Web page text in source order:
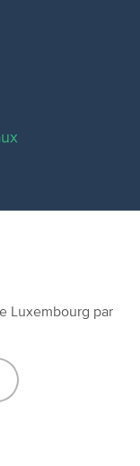
Luxembourg par